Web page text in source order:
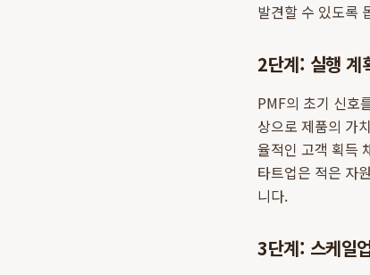
발견할 수 있도록
2단계: 실행
PMF의 초기 신호
상으로 제품의 가
율적인 고객 획득
타트업은 적은 자
니다.
3단계: 스케일